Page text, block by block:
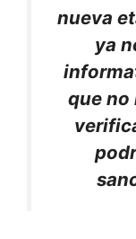
nueva
ya
que no